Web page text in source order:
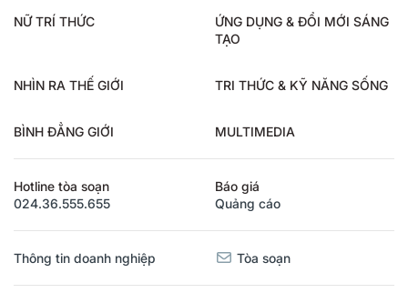
NỮ TRÍ THỨC
ỨNG DỤNG & ĐỔI MỚI SÁNG
TẠO
NHÌN RA THẾ GIỚI TRI THỨC & KỸ NĂNG SỐNG
BÌNH ĐẲNG GIỚI MULTIMEDIA
Hotline tòa soạn
024.36.555.655
Báo giá
Quảng cáo
Thông tin doanh nghiệp Tòa soạn